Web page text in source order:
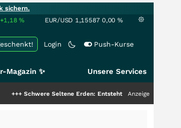
sichern.
+1,18% EUR/USD 1,15587 0,00 %
Login Push-Kurse
Magazin ✨ Unsere Services
Schwere Seltene Erden: Entsteht hier die nächste
Anzeige